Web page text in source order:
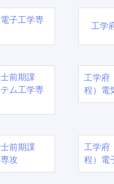
子工学専
工学
前期課
ム工学専
工学
程）電
前期課
攻
工学
程）電